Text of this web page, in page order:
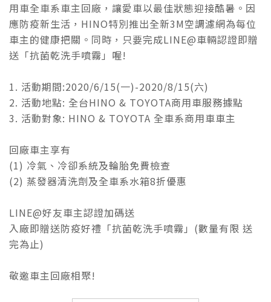
用車全車系車主回廠，讓愛車以最佳狀態迎接酷暑。因
應防疫新生活，HINO特別推出全新3M空調濾網為每位
車主的健康把關。同時，只要完成LINE@車輛認證即贈
送「抗菌乾洗手噴霧」喔!
1. 活動期間:2020/6/15(一)-2020/8/15(六)
2. 活動地點: 全台HINO & TOYOTA商用車服務據點
3. 活動對象: HINO & TOYOTA 全車系商用車車主
回廠車主享有
(1) 冷氣、冷卻系統及輪胎免費檢查
(2) 蒸發器清洗劑及全車系水箱8折優惠
LINE@好友車主認證加碼送
入廠即贈送防疫好禮「抗菌乾洗手噴霧」(數量有限 送
完為止)
敬邀車主回廠相聚!